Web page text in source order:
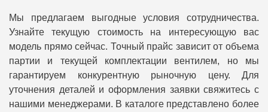
Мы предлагаем выгодные условия сотрудничества.
Узнайте текущую стоимость на интересующую вас
модель прямо сейчас. Точный прайс зависит от объема
партии и текущей комплектации вентилем, но мы
гарантируем конкурентную рыночную цену. Для
уточнения деталей и оформления заявки свяжитесь с
нашими менеджерами. В каталоге представлено более